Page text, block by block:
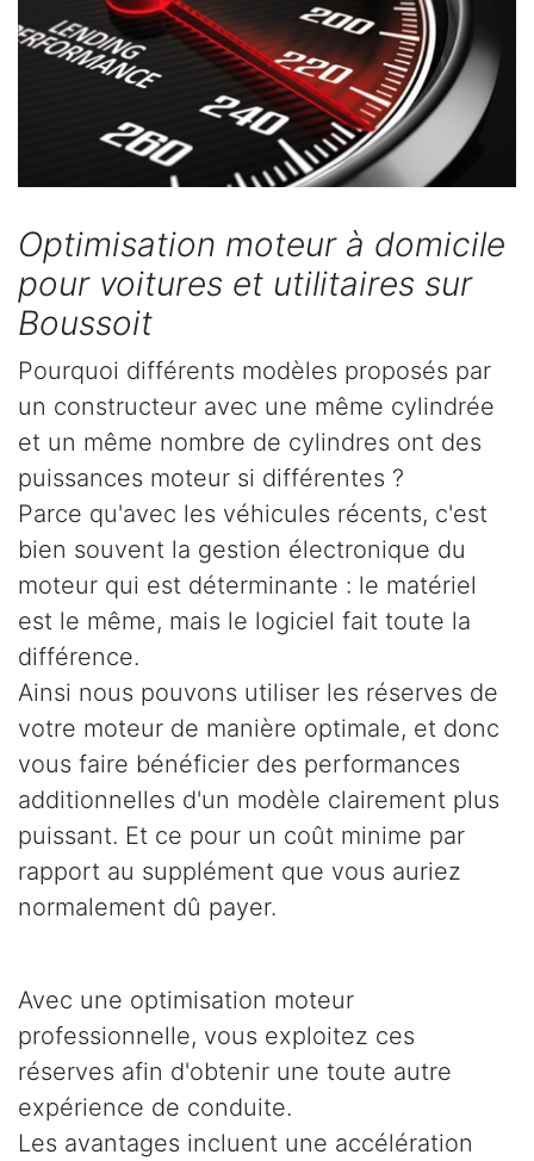
Optimisation moteur à domicile
pour voitures et utilitaires sur
Boussoit
Pourquoi différents modèles proposés par
un constructeur avec une même cylindrée
et un même nombre de cylindres ont des
puissances moteur si différentes ?
Parce qu'avec les véhicules récents, c'est
bien souvent la gestion électronique du
moteur qui est déterminante : le matériel
est le même, mais le logiciel fait toute la
différence.
Ainsi nous pouvons utiliser les réserves de
votre moteur de manière optimale, et donc
vous faire bénéficier des performances
additionnelles d'un modèle clairement plus
puissant. Et ce pour un coût minime par
rapport au supplément que vous auriez
normalement dû payer.
Avec une optimisation moteur
professionnelle, vous exploitez ces
réserves afin d'obtenir une toute autre
expérience de conduite.
Les avantages incluent une accélération